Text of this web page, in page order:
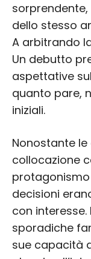
dello stesso
A arbitrando
Un debutto
aspettative
quanto pare,
iniziali.
Nonostante
collocazione
decisioni
con interesse.
sporadiche
sue capacità